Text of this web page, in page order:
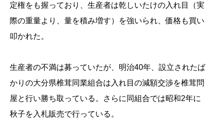
定権をも握っており、生産者は乾しいたけの入れ目（実
際の重量より、量を積み増す）を強いられ、価格も買い
叩かれた。
生産者の不満は募っていたが、明治40年、設立されたば
かりの大分県椎茸同業組合は入れ目の減額交渉を椎茸問
屋と行い勝ち取っている。さらに同組合では昭和2年に
秋子を入札販売で行っている。